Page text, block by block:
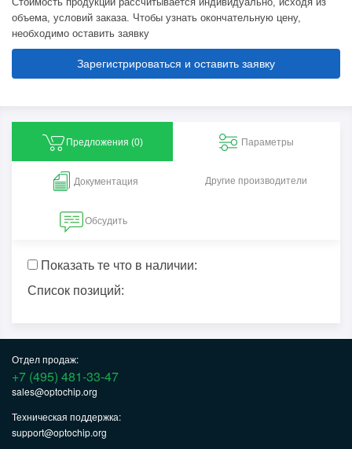
объема, условий заказа. Чтобы узнать окончательную цену,
необходимо оставить заявку
Зарегистрироваться и оставить заявку
Предложения (0) Параметры
Документация Другие производители
Обсудить
Показать те что в наличии:
Список позиций:
Отдел продаж:
+7 (495) 481-33-47
sales@optochip.org
Техническая поддержка:
support@optochip.org